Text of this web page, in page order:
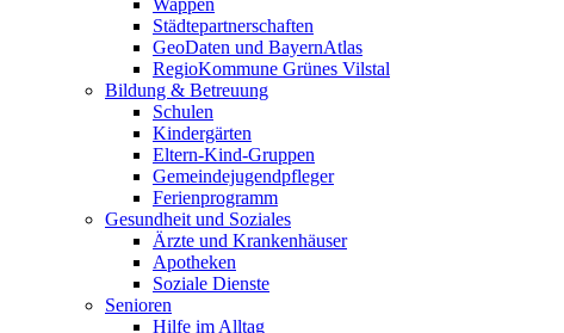
Wappen
Städtepartnerschaften
GeoDaten und BayernAtlas
RegioKommune Grünes Vilstal
Bildung & Betreuung
Schulen
Kindergärten
Eltern-Kind-Gruppen
Gemeindejugendpfleger
Ferienprogramm
Gesundheit und Soziales
Ärzte und Krankenhäuser
Apotheken
Soziale Dienste
Senioren
Hilfe im Alltag